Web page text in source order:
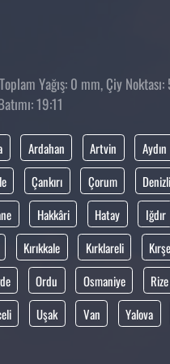
Yağış: 0 mm, Çiy Noktası:
19:11
Ardahan Artvin Aydın
Çankırı Çorum Denizli
Hakkâri Hatay Iğdır
Kırıkkale Kırklareli
Ordu Osmaniye Rize
Uşak Van Yalova